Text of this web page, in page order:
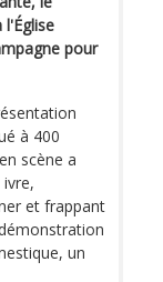
pour
à 400
scène a
et frappant
un